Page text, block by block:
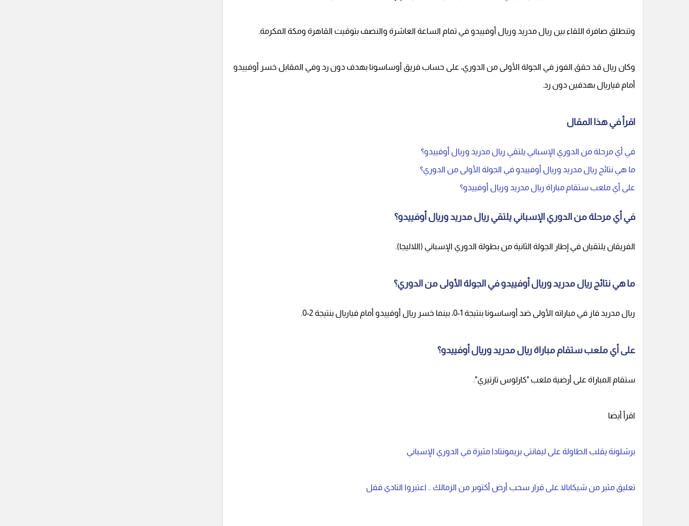
وتنطلق صافرة اللقاء بين ريال مدريد وريال أوفييدو في تمام الساعة العاشرة والنصف بتوقيت القاهرة ومكة المكرمة.
وكان ريال قد حقق الفوز في الجولة الأولى من الدوري، على حساب فريق أوساسونا بهدف دون رد وفي المقابل خسر أوفييدو
أمام فياريال بهدفين دون رد.
اقرأ في هذا المقال
في أي مرحلة من الدوري الإسباني يلتقي ريال مدريد وريال أوفييدو؟
ما هي نتائج ريال مدريد وريال أوفييدو في الجولة الأولى من الدوري؟
على أي ملعب ستقام مباراة ريال مدريد وريال أوفييدو؟
في أي مرحلة من الدوري الإسباني يلتقي ريال مدريد وريال أوفييدو؟
الفريقان يلتقيان في إطار الجولة الثانية من بطولة الدوري الإسباني (اللاليجا).
ما هي نتائج ريال مدريد وريال أوفييدو في الجولة الأولى من الدوري؟
ريال مدريد فاز في مباراته الأولى ضد أوساسونا بنتيجة 1-0، بينما خسر ريال أوفييدو أمام فياريال بنتيجة 2-0.
على أي ملعب ستقام مباراة ريال مدريد وريال أوفييدو؟
ستقام المباراة على أرضية ملعب "كارلوس تارتيري".
اقرأ أيضا
برشلونة يقلب الطاولة على ليفانتي بريمونتادا مثيرة في الدوري الإسباني
تعليق مثير من شيكابالا على قرار سحب أرض أكتوبر من الزمالك .. اعتبروا النادي قفل